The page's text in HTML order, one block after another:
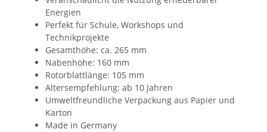
Energien
Perfekt für Schule, Workshops und
Technikprojekte
Gesamthöhe: ca. 265 mm
Nabenhöhe: 160 mm
Rotorblattlänge: 105 mm
Altersempfehlung: ab 10 Jahren
Umweltfreundliche Verpackung aus Papier und
Karton
Made in Germany